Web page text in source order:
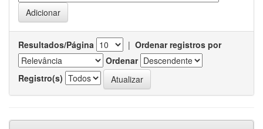
Resultados/Página | Ordenar registros por
Ordenar
Registro(s)